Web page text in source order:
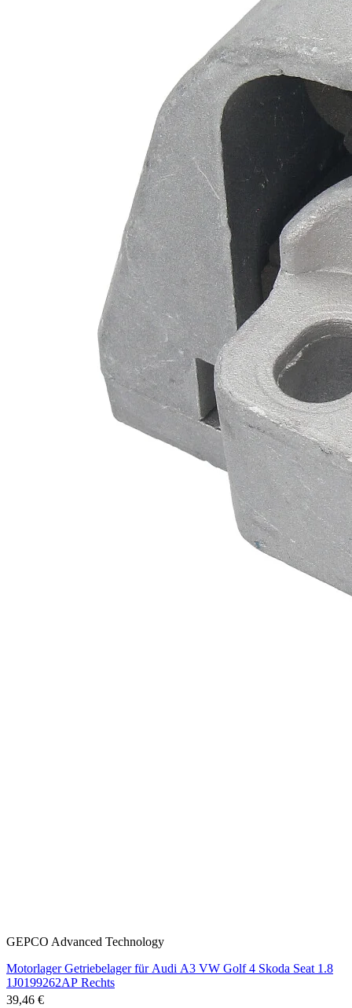
GEPCO Advanced Technology
Motorlager Getriebelager für Audi A3 VW Golf 4 Skoda Seat 1.8
1J0199262AP Rechts
39,46 €